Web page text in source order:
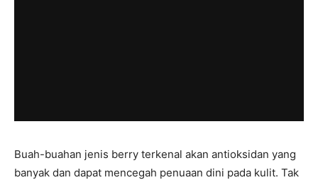
Buah-buahan jenis berry terkenal akan antioksidan yang
banyak dan dapat mencegah penuaan dini pada kulit. Tak